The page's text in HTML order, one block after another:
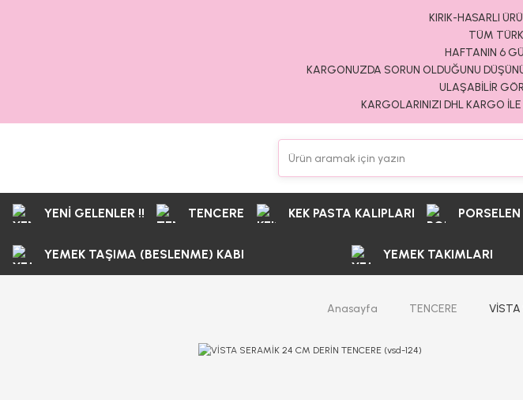
KIRIK-HASARLI
TÜM
HAFTANIN 6
KARGONUZDA SORUN OLDUĞUNU
ULAŞABİLİR
KARGOLARINIZI DHL KARGO
YENİ GELENLER !! TENCERE KEK PASTA KALIPLARI PORSELEN
YEMEK TAŞIMA (BESLENME) KABI YEMEK TAKIMLARI
Anasayfa TENCERE VİSTA